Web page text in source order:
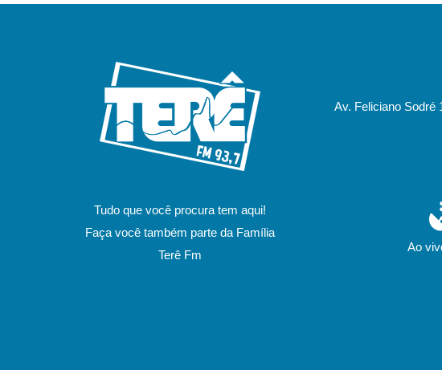
Tudo que você procura tem aqui!
Faça você também parte da Família
Terê Fm
Av. Feliciano Sodré
Ao